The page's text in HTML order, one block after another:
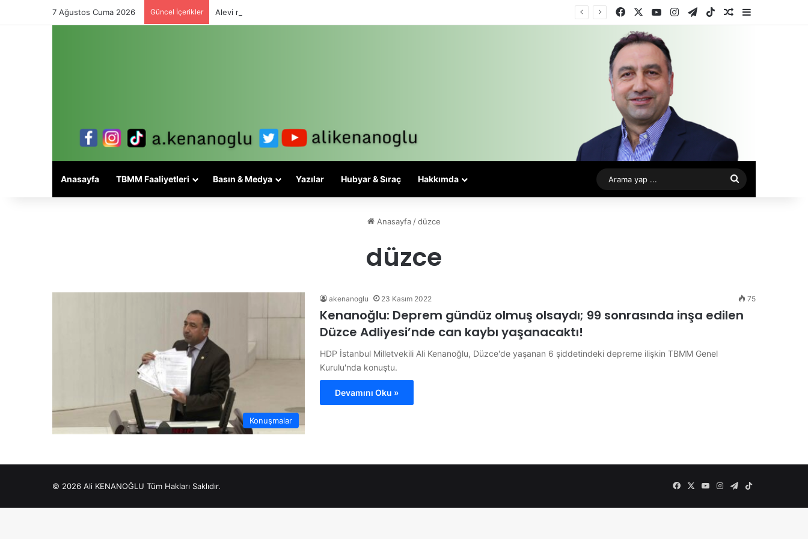
7 Ağustos Cuma 2026 Güncel İçerikler Alevi meselesi 3-5 valiyle çözülmez, bu bir eşit yurttaşlık sorunudur! FacebookYouTubeInstagram
TelegramTikTokRastgele Makale
Kenar
Anasayfa TBMM Faaliyetleri Basın & Medya Yazılar Hubyar & Sıraç Hakkımda
Arama
yap
Anasayfa /düzce
düzce
Konuşmalar
akenanoglu 23 Kasım 2022 75
Kenanoğlu: Deprem gündüz olmuş olsaydı; 99 sonrasında inşa edilen
Düzce Adliyesi’nde can kaybı yaşanacaktı!
HDP İstanbul Milletvekili Ali Kenanoğlu, Düzce'de yaşanan 6 şiddetindeki depreme ilişkin TBMM Genel
Kurulu'nda konuştu.
Devamını Oku »
© 2026 Ali KENANOĞLU Tüm Hakları Saklıdır. Facebook
X YouTubeInstagram
Telegram
TikTok